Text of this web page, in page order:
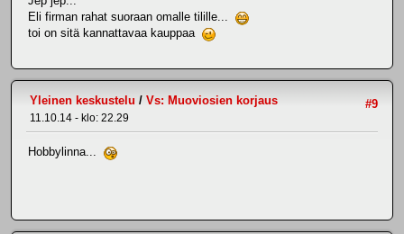
Eli firman rahat suoraan omalle tilille...
toi on sitä kannattavaa kauppaa
#9
Yleinen keskustelu / Vs: Muoviosien korjaus
11.10.14 - klo: 22.29
Hobbylinna...